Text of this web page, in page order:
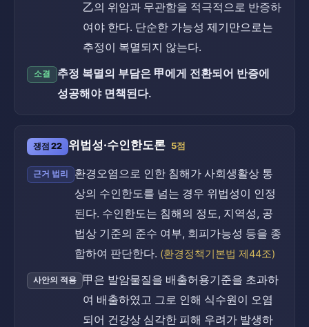
乙의 위암과 무관함을 적극적으로 반증하
여야 한다. 단순한 가능성 제기만으로는
추정이 복멸되지 않는다.
소결
추정 복멸의 부담은 甲에게 전환되어 반증에
성공해야 면책된다.
쟁점 22 위법성·수인한도론 5점
근거 법리
환경오염으로 인한 침해가 사회생활상 통
상의 수인한도를 넘는 경우 위법성이 인정
된다. 수인한도는 침해의 정도, 지역성, 공
법상 기준의 준수 여부, 회피가능성 등을 종
합하여 판단한다. (환경정책기본법 제44조)
사안의 적용
甲은 발암물질을 배출허용기준을 초과하
여 배출하였고 그로 인해 식수원이 오염
되어 건강상 심각한 피해 우려가 발생하